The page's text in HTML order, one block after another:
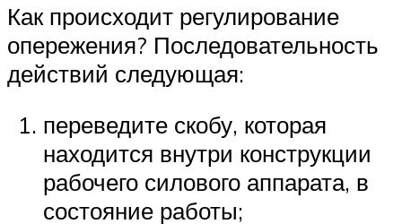
Как происходит регулирование
опережения? Последовательность
действий следующая:
переведите скобу, которая
находится внутри конструкции
рабочего силового аппарата, в
состояние работы;